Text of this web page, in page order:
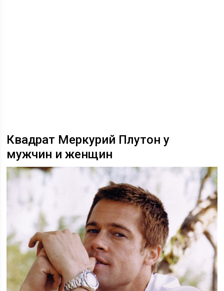
Квадрат Меркурий Плутон у
мужчин и женщин